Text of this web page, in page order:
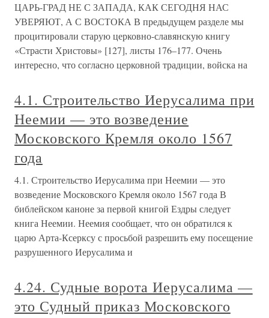
ЦАРЬ-ГРАД НЕ С ЗАПАДА, КАК СЕГОДНЯ НАС
УВЕРЯЮТ, А С ВОСТОКА В предыдущем разделе мы
процитировали старую церковно-славянскую книгу
«Страсти Христовы» [127], листы 176–177. Очень
интересно, что согласно церковной традиции, войска на
4.1. Строительство Иерусалима при
Неемии — это возведение
Московского Кремля около 1567
года
4.1. Строительство Иерусалима при Неемии — это
возведение Московского Кремля около 1567 года В
библейском каноне за первой книгой Ездры следует
книга Неемии. Неемия сообщает, что он обратился к
царю Арта-Ксерксу с просьбой разрешить ему посещение
разрушенного Иерусалима и
4.24. Судные ворота Иерусалима —
это Судный приказ Московского